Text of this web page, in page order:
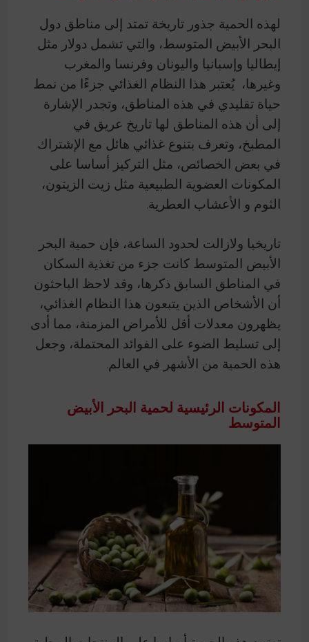
لهذه الحمية جذور تاريخة تمتد إلى مناطق دول
البحر الأبيض المتوسط، والتي تشمل دولار مثل
إيطاليا وإسبانيا واليونان وفرنسا والمغرب
وغيرها، يُعتبر هذا النظام الغذائي جزءًا من نمط
حياة تقليدي في هذه المناطق، وتجدر الإشارة
إلى أن هذه المناطق لها تاريخ عريق في
المطبخ، وتعرف بتنوع غذائي هائل مع الإشتراك
في بعض الخصائص، مثل التركيز أساسا على
المكونات العضوية الطبيعية مثل زيت الزيتون،
الثوم و الأعشاب العطرية.
تاريخيا ولازالت لحدود الساعة، فإن حمية البحر
الأبيض المتوسط كانت جزء من تغذية السكان
في المناطق السابق ذكرها، وقد لاحظ الباحثون
أن الأشخاص الذين يتبعون هذا النظام الغذائي،
يظهرون معدلات أقل للأمراض المزمنة، مما أدى
إلى تسليط الضوء على الفوائد المحتملة، وجعل
هذه الحمية من الأشهر في العالم.
المكونات الرئيسية لحمية البحر الأبيض
المتوسط